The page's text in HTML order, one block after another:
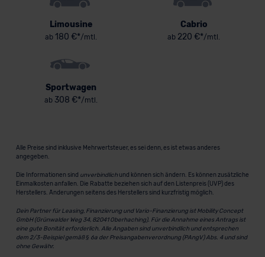
Limousine
ab 180 €*/mtl.
Cabrio
ab 220 €*/mtl.
Sportwagen
ab 308 €*/mtl.
Alle Preise sind inklusive Mehrwertsteuer, es sei denn, es ist etwas anderes
angegeben.
Die Informationen sind unverbindlichund können sich ändern. Es können zusätzliche
Einmalkosten anfallen. Die Rabatte beziehen sich auf den Listenpreis (UVP) des
Herstellers. Änderungen seitens des Herstellers sind kurzfristig möglich.
Dein Partner für Leasing, Finanzierung und Vario-Finanzierung ist Mobility Concept
GmbH (Grünwalder Weg 34, 82041 Oberhaching). Für die Annahme eines Antrags ist
eine gute Bonität erforderlich. Alle Angaben sind unverbindlich und entsprechen
dem 2/3-Beispiel gemäß § 6a der Preisangabenverordnung (PAngV) Abs. 4 und sind
ohne Gewähr.